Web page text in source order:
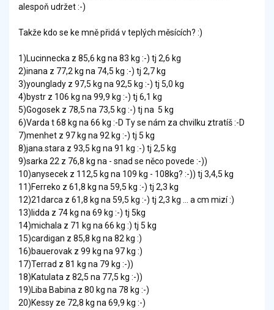
alespoň udržet :-)
Takže kdo se ke mně přidá v teplých měsících? :)
1)Lucinnecka z 85,6 kg na 83 kg :-) tj 2,6 kg
2)inana z 77,2 kg na 74,5 kg :-) tj 2,7 kg
3)younglady z 97,5 kg na 92,5 kg :-) tj 5,0 kg
4)bystr z 106 kg na 99,9 kg :-) tj 6,1 kg
5)Gogosek z 78,5 na 73,5 kg :-) tj na 5 kg
6)Varda t 68 kg na 66 kg :-D Ty se nám za chvilku ztratíš :-D
7)menhet z 97 kg na 92 kg :-) tj 5 kg
8)jana.stara z 93,5 kg na 91 kg :-) tj 2,5 kg
9)sarka 22 z 76,8 kg na - snad se něco povede :-))
10)anysecek z 112,5 kg na 109 kg - 108kg? :-)) tj 3,4,5 kg
11)Ferreko z 61,8 kg na 59,5 kg :-) tj 2,3 kg
12)21darca z 61,8 kg na 59,5 kg :-) tj 2,3 kg ... a cm mizí :)
13)lidda z 74 kg na 69 kg :-) tj 5kg
14)michala z 71 kg na 66 kg :) tj 5 kg
15)cardigan z 85,8 kg na 82 kg :)
16)bauerovak z 99 kg na 97 kg :)
17)Terrad z 81 kg na 79 kg :-))
18)Katulata z 82,5 na 77,5 kg :-))
19)Liba Babina z 80 kg na 78 kg :-)
20)Kessy ze 72,8 kg na 69,9 kg :-)